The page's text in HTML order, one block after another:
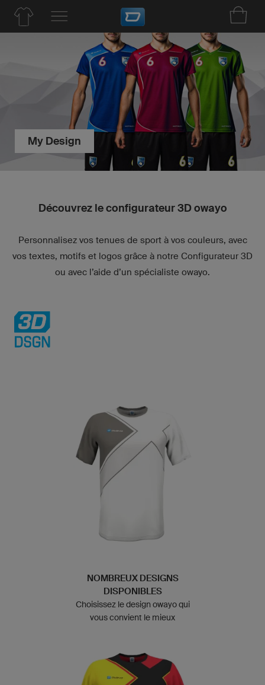
My Design
Découvrez le configurateur 3D owayo
Personnalisez vos tenues de sport à vos couleurs, avec
vos textes, motifs et logos grâce à notre Configurateur 3D
ou avec l’aide d’un spécialiste owayo.
NOMBREUX DESIGNS
DISPONIBLES
Choisissez le design owayo qui
vous convient le mieux